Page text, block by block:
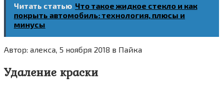
Читать статью Что такое жидкое стекло и как
покрыть автомобиль: технология, плюсы и
минусы
Автор: алекса, 5 ноября 2018 в Пайка
Удаление краски